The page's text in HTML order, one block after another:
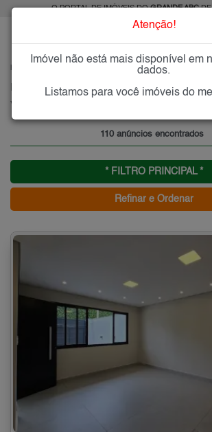
O PORTAL DE IMÓVEIS DOGRANDE ABCDE
SANTO ANDRÉ
Imóveis à Venda na Vila Scarpelli, Santo André
Vila Scarpelli - Santo André, Grande ABC
110 anúncios encontrados
* FILTRO PRINCIPAL *
Refinar e Ordenar
Atenção!
Imóvel não está mais disponível em
dados.
Listamos para você imóveis do